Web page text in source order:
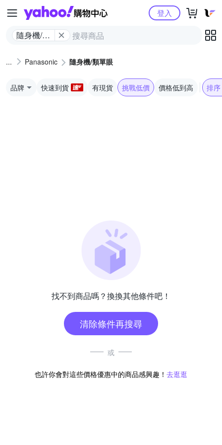
Yahoo購物中心
隨身機/類
登入
Panasonic 隨身機/類單眼
品牌 快速到貨 有現貨 挑戰低價 價格低到高 排序
找不到商品嗎？換換其他條件吧！
清除條件再搜尋
或
也許你會對這些價格優惠中的商品感興趣！ 去逛逛